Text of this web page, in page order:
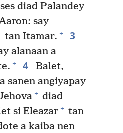
diad Palandey
say
tan Itamar. + 3
alanaan a
+ 4
Balet,
sanen angiyapay
+ diad
si Eleazar + tan
a kaiba nen